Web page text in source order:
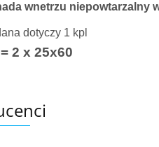
wnetrzu niepowtarzalny
dotyczy 1 kpl
2 x 25x60